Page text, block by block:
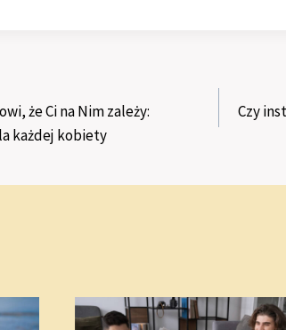
że Ci na Nim zależy:
każdej kobiety
Czy